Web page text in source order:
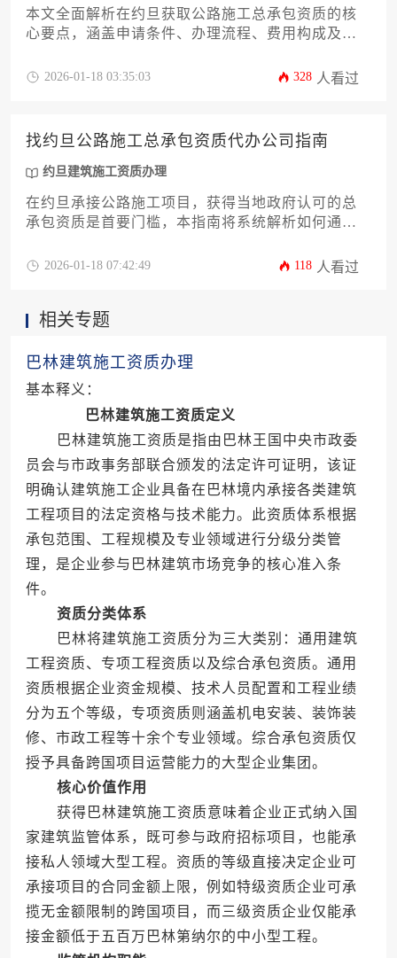
本文全面解析在约旦获取公路施工总承包资质的核
心要点，涵盖申请条件、办理流程、费用构成及实
式指南。
2026-01-18 03:35:03 328 人看过
找约旦公路施工总承包资质代办公司指南
约旦建筑施工资质办理
在约旦承接公路施工项目，获得当地政府认可的总
承包资质是首要门槛，本指南将系统解析如何通过
法律要求、公司筛选标准、合作流程及风险规避等
2026-01-18 07:42:49 118 人看过
相关专题
巴林建筑施工资质办理
基本释义：
巴林建筑施工资质定义
巴林建筑施工资质是指由巴林王国中央市政委
员会与市政事务部联合颁发的法定许可证明，该证
明确认建筑施工企业具备在巴林境内承接各类建筑
工程项目的法定资格与技术能力。此资质体系根据
承包范围、工程规模及专业领域进行分级分类管
理，是企业参与巴林建筑市场竞争的核心准入条
件。
资质分类体系
巴林将建筑施工资质分为三大类别：通用建筑
工程资质、专项工程资质以及综合承包资质。通用
资质根据企业资金规模、技术人员配置和工程业绩
分为五个等级，专项资质则涵盖机电安装、装饰装
修、市政工程等十余个专业领域。综合承包资质仅
授予具备跨国项目运营能力的大型企业集团。
核心价值作用
获得巴林建筑施工资质意味着企业正式纳入国
家建筑监管体系，既可参与政府招标项目，也能承
接私人领域大型工程。资质的等级直接决定企业可
承接项目的合同金额上限，例如特级资质企业可承
揽无金额限制的跨国项目，而三级资质企业仅能承
接金额低于五百万巴林第纳尔的中小型工程。